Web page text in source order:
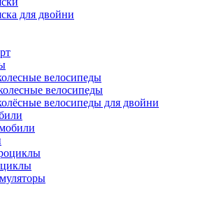
для двойни
велосипеды
велосипеды
велосипеды для двойни